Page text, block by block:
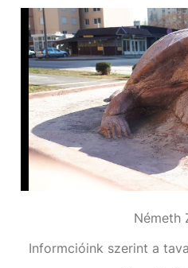
Németh
Informcióink szerint a